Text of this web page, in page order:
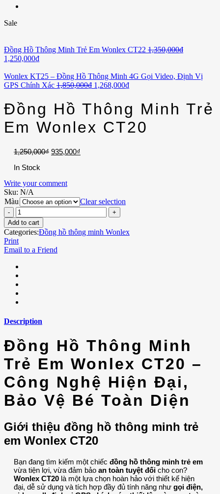
Sale
Đồng Hồ Thông Minh Trẻ Em Wonlex CT22 1,350,000₫
1,250,000₫
Wonlex KT25 – Đồng Hồ Thông Minh 4G Gọi Video, Định Vị
GPS Chính Xác 1,850,000₫ 1,268,000₫
Đồng Hồ Thông Minh Trẻ
Em Wonlex CT20
1,250,000₫ 935,000₫
In Stock
Write your comment
Sku: N/A
Màu
Clear selection
Add to cart
Categories:Đồng hồ thông minh Wonlex
Print
Email to a Friend
Description
Đồng Hồ Thông Minh
Trẻ Em Wonlex CT20 –
Công Nghệ Hiện Đại,
Bảo Vệ Bé Toàn Diện
Giới thiệu đồng hồ thông minh trẻ
em Wonlex CT20
Bạn đang tìm kiếm một chiếc đồng hồ thông minh trẻ em
vừa tiện lợi, vừa đảm bảo an toàn tuyệt đối cho con?
Wonlex CT20 là một lựa chọn hoàn hảo với thiết kế hiện
đại, dễ sử dụng và tích hợp đầy đủ tính năng như gọi điện,